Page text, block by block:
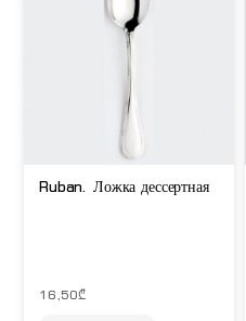
Ruban. Ложка дессертная
16,50₾